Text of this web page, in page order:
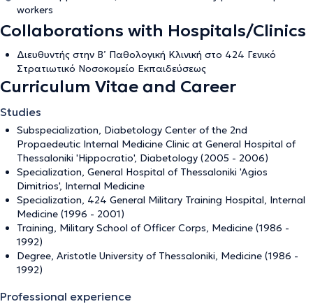
workers
Collaborations with Hospitals/Clinics
Διευθυντής στην Β’ Παθολογική Κλινική στο 424 Γενικό
Στρατιωτικό Νοσοκομείο Εκπαιδεύσεως
Curriculum Vitae and Career
Studies
Subspecialization, Diabetology Center of the 2nd
Propaedeutic Internal Medicine Clinic at General Hospital of
Thessaloniki 'Hippocratio', Diabetology (2005 - 2006)
Specialization, General Hospital of Thessaloniki 'Agios
Dimitrios', Internal Medicine
Specialization, 424 General Military Training Hospital, Internal
Medicine (1996 - 2001)
Training, Military School of Officer Corps, Medicine (1986 -
1992)
Degree, Aristotle University of Thessaloniki, Medicine (1986 -
1992)
Professional experience